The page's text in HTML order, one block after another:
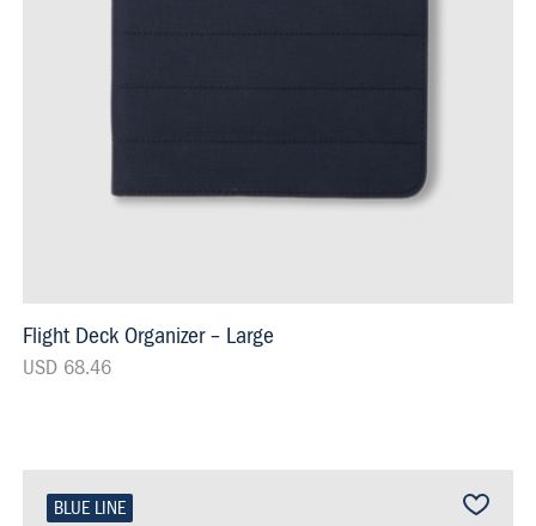
Flight Deck Organizer – Large
USD 68.46
BLUE LINE